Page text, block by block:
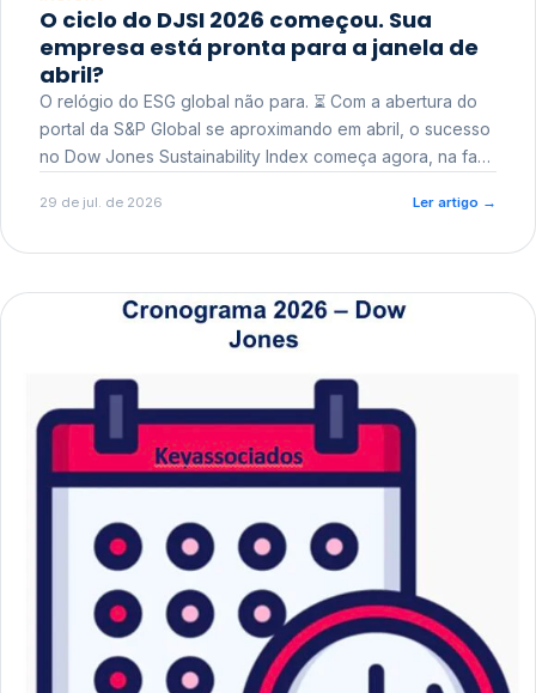
O ciclo do DJSI 2026 começou. Sua
empresa está pronta para a janela de
abril?
O relógio do ESG global não para. ⏳ Com a abertura do
portal da S&P Global se aproximando em abril, o sucesso
no Dow Jones Sustainability Index começa agora, na fase
29 de jul. de 2026 Ler artigo →